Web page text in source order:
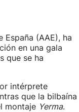
España (AAE), ha
en una gala
que se ha
intérprete
que la bilbaína
montaje Yerma.